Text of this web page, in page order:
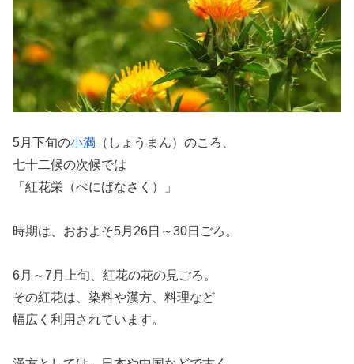
5月下旬の小満 （しょうまん）のころ、
七十二候の次候では
「紅花栄（べにばなさく）」
時期は、おおよそ5月26日～30日ごろ。
6月～7月上旬、紅花の花の見ごろ。
その紅花は、染料や漢方、料理など
幅広く利用されています。